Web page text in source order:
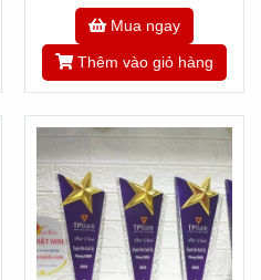
Mua ngay
Thêm vào giỏ hàng